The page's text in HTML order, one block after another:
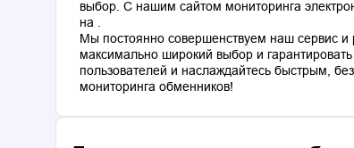
выбор. С нашим сайтом мониторинга
на .
Мы постоянно совершенствуем наш сервис
максимально широкий выбор и
пользователей и наслаждайтесь быстрым,